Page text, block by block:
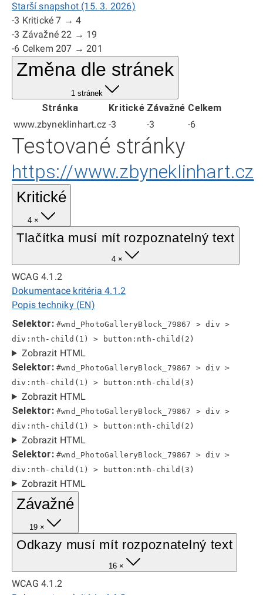
Starší snapshot (15. 3. 2026)
-3 Kritické 7 → 4
-3 Závažné 22 → 19
-6 Celkem 207 → 201
Změna dle stránek
1 stránek
Stránka Kritické Závažné Celkem
www.zbyneklinhart.cz -3 -3 -6
Testované stránky
https://www.zbyneklinhart.cz
Kritické
4 ×
Tlačítka musí mít rozpoznatelný text
4 ×
WCAG 4.1.2
Dokumentace kritéria 4.1.2
Popis techniky (EN)
Selektor: #wnd_PhotoGalleryBlock_79867 > div >
div:nth-child(1) > button:nth-child(2)
Zobrazit HTML
Selektor: #wnd_PhotoGalleryBlock_79867 > div >
div:nth-child(1) > button:nth-child(3)
Zobrazit HTML
Selektor: #wnd_PhotoGalleryBlock_79867 > div >
div:nth-child(1) > button:nth-child(2)
Zobrazit HTML
Selektor: #wnd_PhotoGalleryBlock_79867 > div >
div:nth-child(1) > button:nth-child(3)
Zobrazit HTML
Závažné
19 ×
Odkazy musí mít rozpoznatelný text
16 ×
WCAG 4.1.2